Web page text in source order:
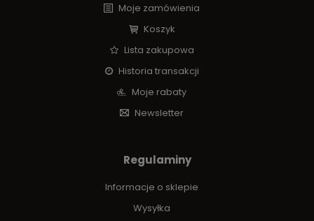
Moje zamówienia
Koszyk
Lista zakupowa
Historia transakcji
Moje rabaty
Newsletter
Regulaminy
Informacje o sklepie
Wysyłka